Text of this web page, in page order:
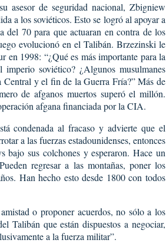
asesor de seguridad nacional, Zbigniew
a los soviéticos. Esto se logró al apoyar a
del 70 para que actuaran en contra de los
evolucionó en el Talibán. Brzezinski le
1998: “¿Qué es más importante para la
soviético? ¿Algunos musulmanes
y el fin de la Guerra Fría?” Más de
de afganos muertos superó el millón.
afgana financiada por la CIA.
condenada al fracaso y advierte que el
a las fuerzas estadounidenses, entonces
bajo sus colchones y esperaron. Hace un
regresar a las montañas, poner los
Han hecho esto desde 1800 con todos
o proponer acuerdos, no sólo a los
Talibán que están dispuestos a negociar,
a la fuerza militar”.